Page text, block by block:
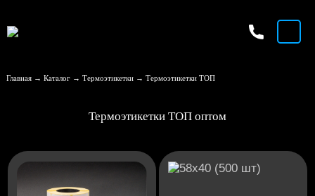
Главная Каталог Термоэтикетки Термоэтикетки ТОП
Термоэтикетки ТОП оптом